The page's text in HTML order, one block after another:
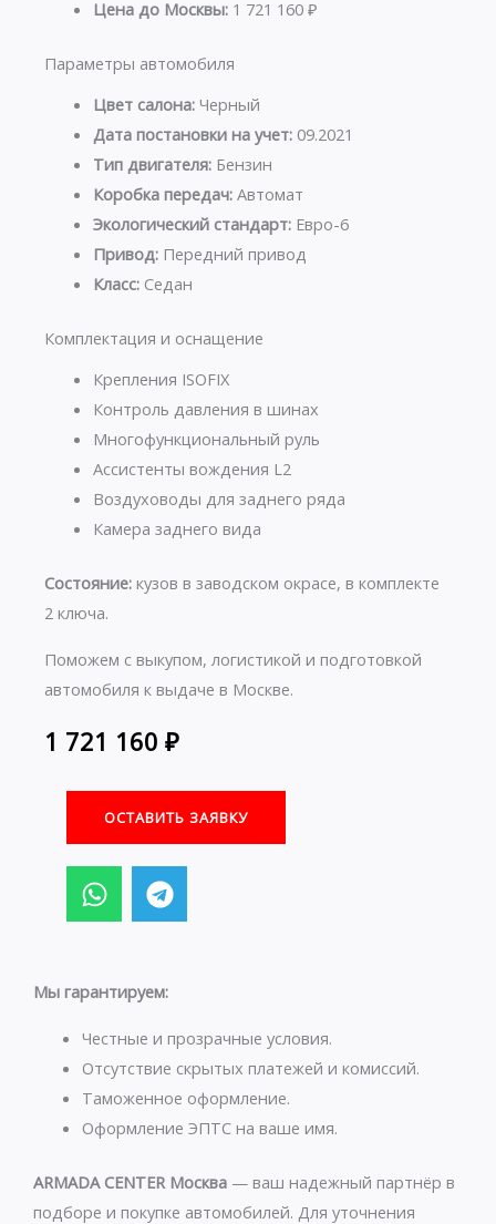
Цена до Москвы:1 721 160 ₽
Параметры автомобиля
Цвет салона:Черный
Дата постановки на учет:09.2021
Тип двигателя:Бензин
Коробка передач:Автомат
Экологический стандарт:Евро-6
Привод:Передний привод
Класс:Седан
Комплектация и оснащение
Крепления ISOFIX
Контроль давления в шинах
Многофункциональный руль
Ассистенты вождения L2
Воздуховоды для заднего ряда
Камера заднего вида
Состояние: кузов в заводском окрасе, в комплекте
2 ключа.
Поможем с выкупом, логистикой и подготовкой
автомобиля к выдаче в Москве.
1 721 160 ₽
ОСТАВИТЬ ЗАЯВКУ
W
h
a
s
p
p
T
e
l
g
a
m
Мы гарантируем:
Честные и прозрачные условия.
Отсутствие скрытых платежей и комиссий.
Таможенное оформление.
Оформление ЭПТС на ваше имя.
ARMADA CENTER Москва — ваш надежный партнёр в
подборе и покупке автомобилей. Для уточнения